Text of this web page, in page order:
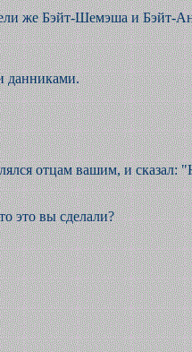
же Бэйт-Шемэша и Бэйт-
данниками.
отцам вашим, и сказал:
это вы сделали?